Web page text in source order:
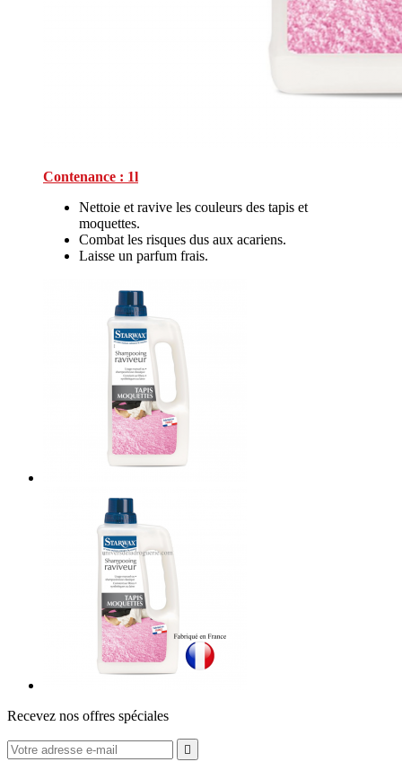
Contenance : 1l
Nettoie et ravive les couleurs des tapis et
moquettes.
Combat les risques dus aux acariens.
Laisse un parfum frais.
Recevez nos offres spéciales
